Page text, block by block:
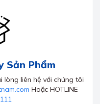
Sản Phẩm
lòng liên hệ với chúng tôi
Hoặc HOTLINE